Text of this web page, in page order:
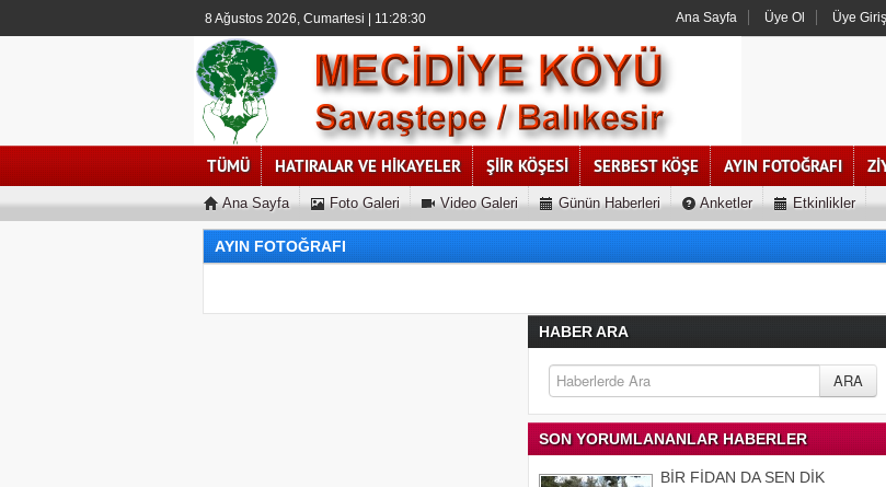
8 Ağustos 2026, Cumartesi | 11:28:31 Ana Sayfa Üye Ol Üye
TÜMÜ HATIRALAR VE HİKAYELER ŞİİR KÖŞESİ SERBEST KÖŞE AYIN FOTOĞRAFI
Ana Sayfa Foto Galeri Video Galeri Günün Haberleri Anketler Etkinlikler
AYIN FOTOĞRAFI
HABER ARA
SON YORUMLANANLAR HABERLER
BİR FİDAN DA SEN DİK